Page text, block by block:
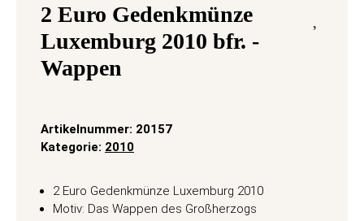
2 Euro Gedenkmünze
Luxemburg 2010 bfr. -
Wappen
Artikelnummer: 20157
Kategorie: 2010
2 Euro Gedenkmünze Luxemburg 2010
Motiv: Das Wappen des Großherzogs